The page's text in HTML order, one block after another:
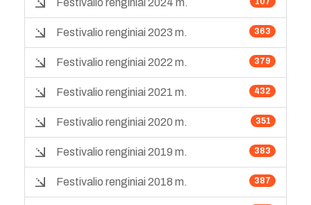
Festivalio renginiai 2024 m.
363
Festivalio renginiai 2023 m.
379
Festivalio renginiai 2022 m.
432
Festivalio renginiai 2021 m.
351
Festivalio renginiai 2020 m.
383
Festivalio renginiai 2019 m.
387
Festivalio renginiai 2018 m.